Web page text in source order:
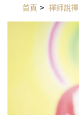
首頁 > 禪師說禪